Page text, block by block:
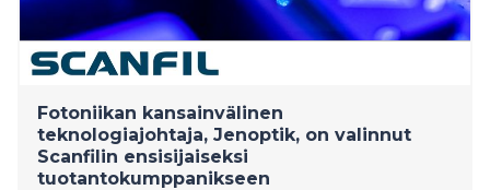
Fotoniikan kansainvälinen
teknologiajohtaja, Jenoptik, on valinnut
Scanfilin ensisijaiseksi
tuotantokumppanikseen